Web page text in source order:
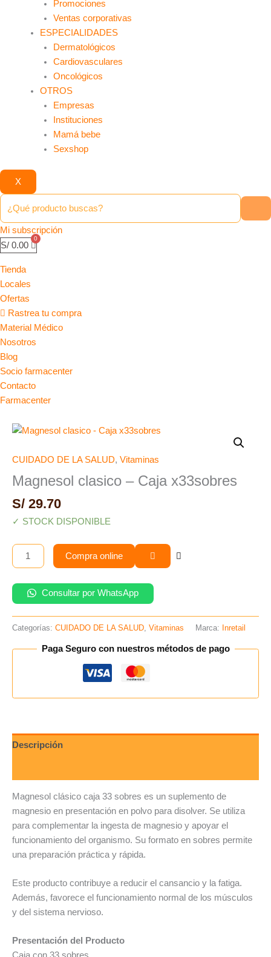
Promociones
Ventas corporativas
ESPECIALIDADES
Dermatológicos
Cardiovasculares
Oncológicos
OTROS
Empresas
Instituciones
Mamá bebe
Sexshop
X
Mi subscripción
S/ 0.00
Tienda
Locales
Ofertas
Rastrea tu compra
Material Médico
Nosotros
Blog
Socio farmacenter
Contacto
Farmacenter
CUIDADO DE LA SALUD, Vitaminas
Magnesol clasico – Caja x33sobres
S/ 29.70
✓ STOCK DISPONIBLE
Magnesol
-
Caja
x33sobres
cantidad
Compra online
Consultar por WhatsApp
Categorías: CUIDADO DE LA SALUD Vitaminas Marca: Inretail
Paga Seguro con nuestros métodos de pago
Descripción
Magnesol clásico caja 33 sobres es un suplemento de
magnesio en presentación en polvo para disolver. Se utiliza
para complementar la ingesta de magnesio y apoyar el
funcionamiento del organismo. Su formato en sobres permite
una preparación práctica y rápida.
Este producto contribuye a reducir el cansancio y la fatiga.
Además, favorece el funcionamiento normal de los músculos
y del sistema nervioso.
Presentación del Producto